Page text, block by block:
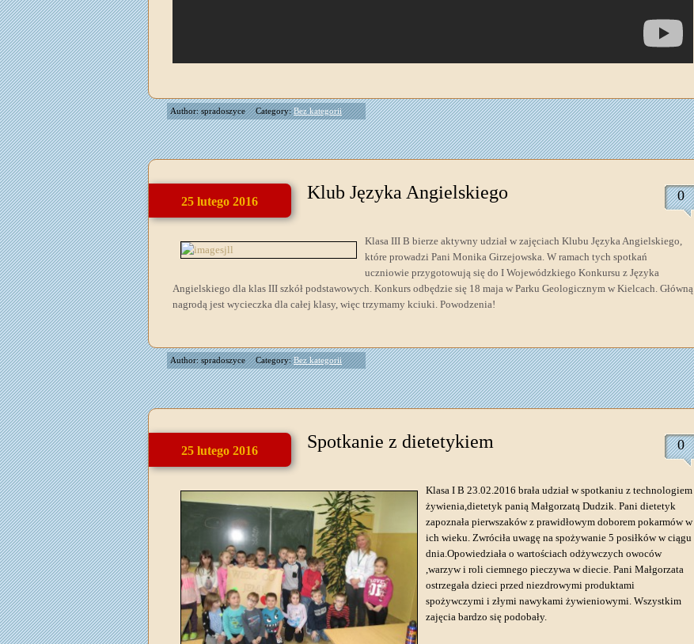
Author: spradoszyce Category:Bez kategorii
25 lutego 2016 Klub Języka Angielskiego 0
Klasa III B bierze aktywny udział w zajęciach Klubu Języka Angielskiego,
które prowadzi Pani Monika Girzejowska. W ramach tych spotkań
uczniowie przygotowują się do I Wojewódzkiego Konkursu z Języka
Angielskiego dla klas III szkół podstawowych. Konkurs odbędzie się 18 maja w Parku Geologicznym w Kielcach. Główną
nagrodą jest wycieczka dla całej klasy, więc trzymamy kciuki. Powodzenia!
Author: spradoszyce Category:Bez kategorii
25 lutego 2016 Spotkanie z dietetykiem 0
Klasa I B 23.02.2016 brała udział w spotkaniu z technologiem
żywienia,dietetyk panią Małgorzatą Dudzik. Pani dietetyk
zapoznała pierwszaków z prawidłowym doborem pokarmów w
ich wieku. Zwróciła uwagę na spożywanie 5 posiłków w ciągu
dnia.Opowiedziała o wartościach odżywczych owoców
,warzyw i roli ciemnego pieczywa w diecie. Pani Małgorzata
ostrzegała dzieci przed niezdrowymi produktami
spożywczymi i złymi nawykami żywieniowymi. Wszystkim
zajęcia bardzo się podobały.